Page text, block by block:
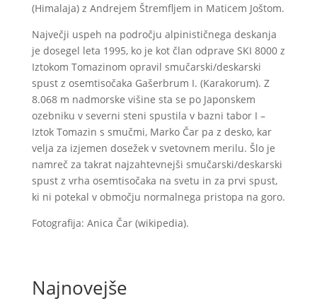
(Himalaja) z Andrejem Štremfljem in Maticem Joštom.
Največji uspeh na področju alpinističnega deskanja
je dosegel leta 1995, ko je kot član odprave SKI 8000 z
Iztokom Tomazinom opravil smučarski/deskarski
spust z osemtisočaka Gašerbrum I. (Karakorum). Z
8.068 m nadmorske višine sta se po Japonskem
ozebniku v severni steni spustila v bazni tabor I –
Iztok Tomazin s smučmi, Marko Čar pa z desko, kar
velja za izjemen dosežek v svetovnem merilu. Šlo je
namreč za takrat najzahtevnejši smučarski/deskarski
spust z vrha osemtisočaka na svetu in za prvi spust,
ki ni potekal v območju normalnega pristopa na goro.
Fotografija: Anica Čar (wikipedia).
Najnovejše